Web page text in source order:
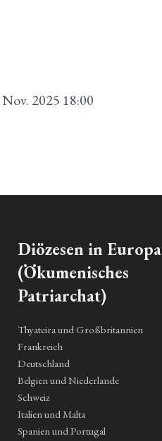
Nov. 2025 18:00
Diözesen in Europa
(Ökumenisches
Patriarchat)
Thyateira und Großbritannien
Frankreich
Deutschland
Belgien und Niederlande
Schweiz
Italien und Malta
Spanien und Portugal